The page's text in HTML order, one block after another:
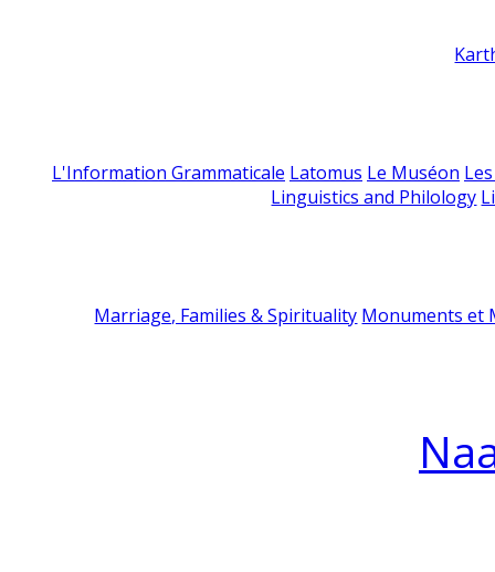
L'Information Grammaticale Latomus Le Muséon
Linguistics and Philology
Marriage, Families & Spirituality Monuments et